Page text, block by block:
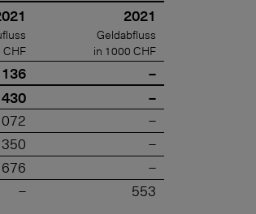
CHF
2021
Geldabfluss
in 1000 CHF
–
–
–
–
–
– 553